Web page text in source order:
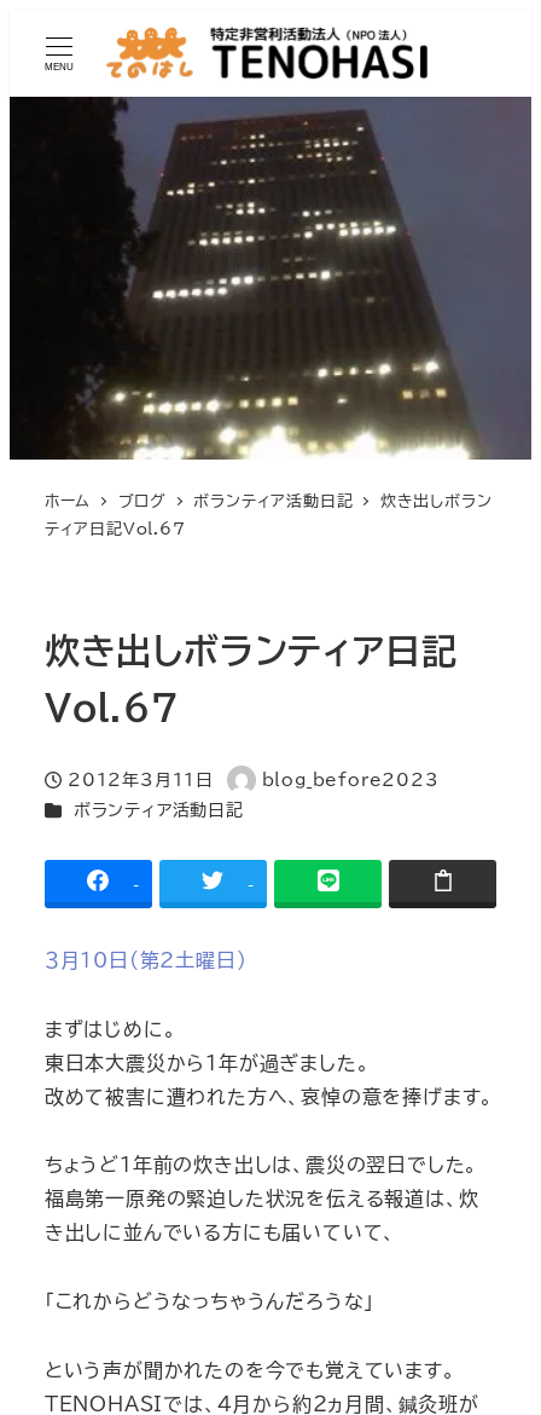
MENU
ホーム ブログ ボランティア活動日記
炊き出しボラン
ティア日記Vol.67
炊き出しボランティア日記
Vol.67
投稿日
2012年3月11日
著
者
blog_before2023
カテゴリー
ボランティア活動日記
- -
３月10日(第2土曜日)
まずはじめに。
東日本大震災から1年が過ぎました。
改めて被害に遭われた方へ、哀悼の意を捧げます。
ちょうど1年前の炊き出しは、震災の翌日でした。
福島第一原発の緊迫した状況を伝える報道は、炊
き出しに並んでいる方にも届いていて、
｢これからどうなっちゃうんだろうな｣
という声が聞かれたのを今でも覚えています。
TENOHASIでは、４月から約２ヵ月間、鍼灸班が